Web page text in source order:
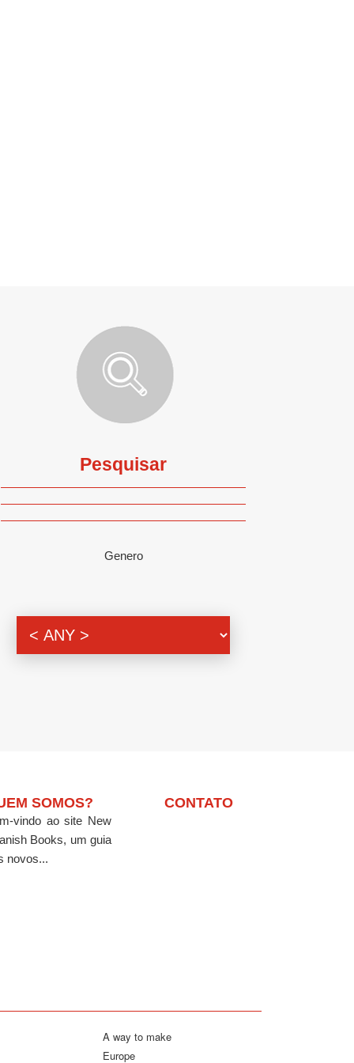
Pesquisar
Genero
SOMOS?
vindo ao site New
Books, um guia
novos...
CONTATO
A way to make
Europe